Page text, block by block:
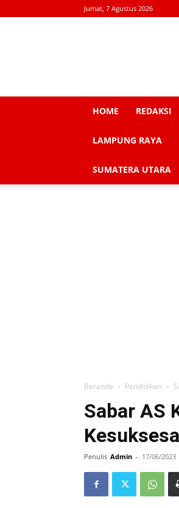
Jumat, 7 Agustus 2026
HOME REDAKSI
LAMPUNG RAYA
SUMATERA UTARA
Beranda Pendidikan
Sabar AS
Penulis Admin - 17/06/2023